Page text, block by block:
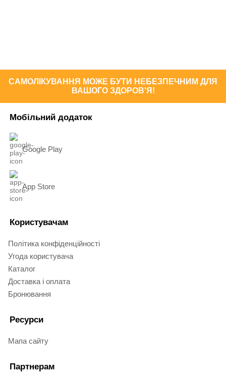
САМОЛІКУВАННЯ МОЖЕ БУТИ НЕБЕЗПЕЧНИМ ДЛЯ
ВАШОГО ЗДОРОВ'Я!
Мобільний додаток
Google Play
App Store
Користувачам
Політика конфіденційності
Угода користувача
Каталог
Доставка і оплата
Бронювання
Ресурси
Мапа сайту
Партнерам